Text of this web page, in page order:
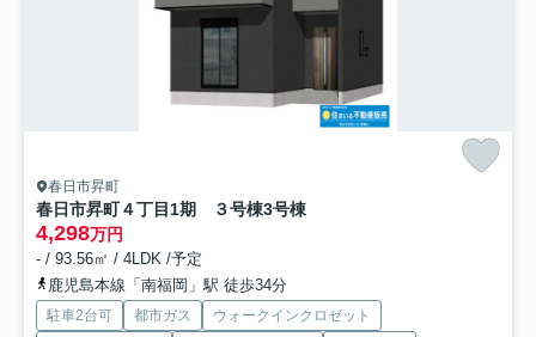
春日市昇町
春日市昇町４丁目1期 ３号棟3号棟
4,298万円
- / 93.56㎡ / 4LDK /予定
鹿児島本線「南福岡」駅 徒歩34分
駐車2台可 都市ガス ウォークインクロゼット